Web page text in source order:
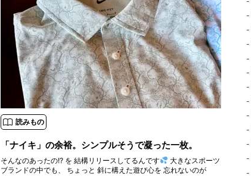
読みもの
「ナイキ」の余裕。シンプルそうで凝った一枚。
そんなのあったの!? を 結構リリースしてるんです
大きなスポーツ
ブランドの中でも、 ちょっと 斜に構えた遊び心を 忘れないのが
-
-
-
-
-
-
-
-
-
-
-
-